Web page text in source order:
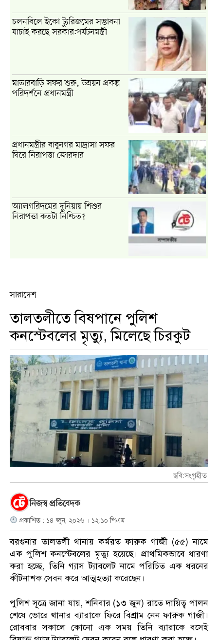
চলনবিলে ইকো ট্যুরিজমের সম্ভাবনা
যাচাই করছে সরকার:পর্যটনমন্ত্রী
মাতারবাড়ি সফর শুরু, উন্নয়ন প্রকল্প
পরিদর্শনে প্রধানমন্ত্রী
প্রধানমন্ত্রীর বাবুনগর মাদ্রাসা সফর
ঘিরে নিরাপত্তা জোরদার
অ্যালগরিদমের দুনিয়ায় শিশুর
নিরাপত্তা কতটা নিশ্চিত?